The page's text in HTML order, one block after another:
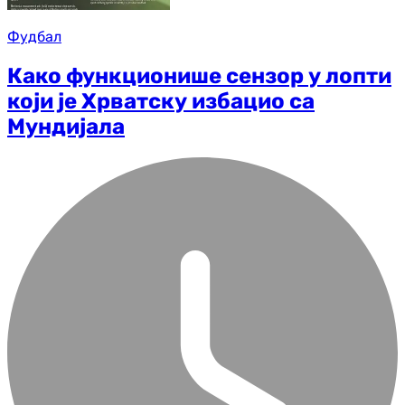
Фудбал
Како функционише сензор у лопти
који је Хрватску избацио са
Мундијала